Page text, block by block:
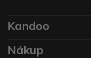
Kandoo
Nákup